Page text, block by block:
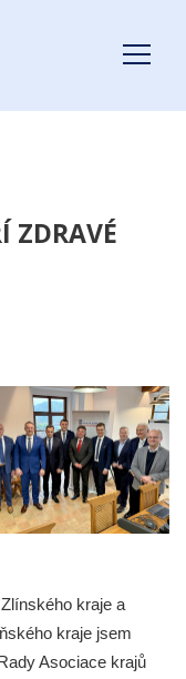
ZDRAVÉ
kraje a
kraje jsem
Asociace krajů